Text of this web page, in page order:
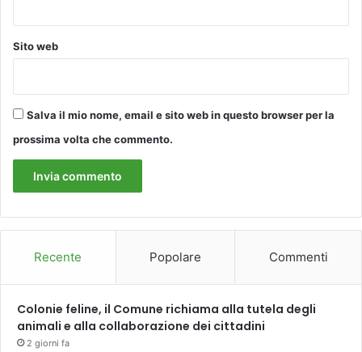
a
n
t
n
e
e
v
a
l
e
Sito web
Salva il mio nome, email e sito web in questo browser per la
prossima volta che commento.
Recente Popolare Commenti
Colonie feline, il Comune richiama alla tutela degli
animali e alla collaborazione dei cittadini
2 giorni fa